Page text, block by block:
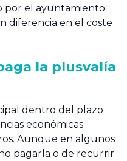
por el ayuntamiento
diferencia en el coste
la plusvalía
dentro del plazo
económicas
Aunque en algunos
pagarla o de recurrir